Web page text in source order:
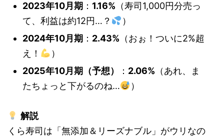
2023年10月期 ： 1.16% （寿司1,000円分売っ
て、利益は約12円…？
）
2024年10月期 ： 2.43% （おぉ！ついに2%超
え！
）
2025年10月期（予想）
： 2.06% （あれ、ま
たちょっと下がるのね…
）
解説
くら寿司は「無添加＆リーズナブル」がウリなの